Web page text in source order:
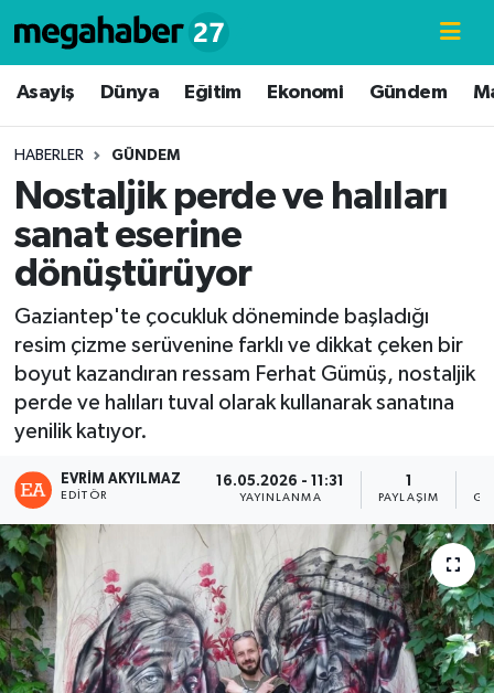
Asayiş Dünya Eğitim Ekonomi Gündem
HABERLER GÜNDEM
Nostaljik perde ve halıları
sanat eserine
dönüştürüyor
Gaziantep'te çocukluk döneminde başladığı
resim çizme serüvenine farklı ve dikkat çeken bir
boyut kazandıran ressam Ferhat Gümüş, nostaljik
perde ve halıları tuval olarak kullanarak sanatına
yenilik katıyor.
EVRIM AKYILMAZ
EDITÖR
16.05.2026 - 11:31
YAYINLANMA PAYLAŞIM
Hava Durumu
Süper Lig Puan Durumu ve Fikstür
Tüm Manşetler
Son Dakika Haberleri
Haber Arşivi